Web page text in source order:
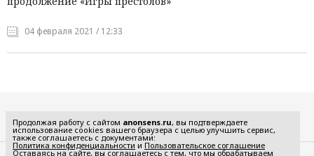
04 февраля 2021 / 12:33
Продолжая работу с сайтом anonsens.ru, вы подтверждаете
использование cookies вашего браузера с целью улучшить сервис,
также соглашаетесь с документами:
Политика конфиденциальности и Пользовательское соглашение
Оставаясь на сайте, вы соглашаетесь с тем, что мы обрабатываем